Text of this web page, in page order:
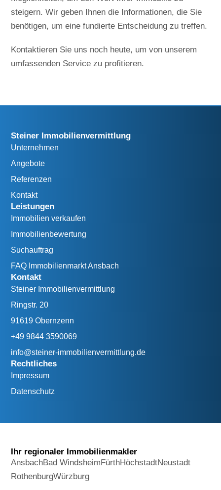
steigern. Wir geben Ihnen die Informationen, die Sie
benötigen, um eine fundierte Entscheidung zu treffen.
Kontaktieren Sie uns noch heute, um von unserem
umfassenden Service zu profitieren.
Steiner Immobilienvermittlung
Unternehmen
Angebote
Referenzen
Kontakt
Leistungen
Immobilien verkaufen
Immobilienbewertung
Suchauftrag
FAQ Immobilienmarkt Ansbach
Kontakt
Steiner Immobilienvermittlung
Ringstr. 20
91619 Obernzenn
+49 9844 3590069
info@steiner-immobilienvermittlung.de
Rechtliches
Impressum
Datenschutz
Ihr regionaler Immobilienmakler
AnsbachBad WindsheimFürthHöchstadtNeustadt
RothenburgWürzburg